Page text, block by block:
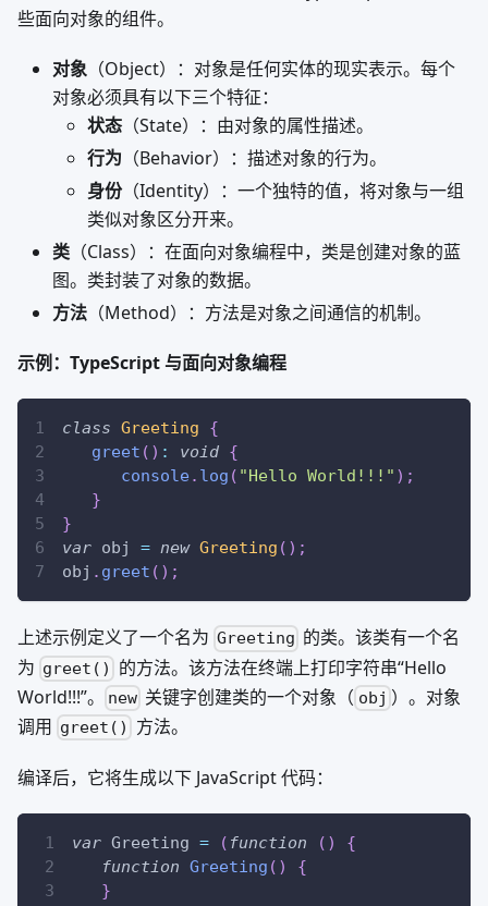
些面向对象的组件。
对象 （Object）：对象是任何实体的现实表示。每个
对象必须具有以下三个特征：
状态 （State）：由对象的属性描述。
行为 （Behavior）：描述对象的行为。
身份（Identity）：一个独特的值，将对象与一组
类似对象区分开来。
类 （Class）：在面向对象编程中，类是创建对象的蓝
图。类封装了对象的数据。
方法 （Method）：方法是对象之间通信的机制。
示例：TypeScript 与面向对象编程
class Greeting
{
greet ( ) : void {
console. log ( "Hello World!!!" ) ;
}
}
var obj = new Greeting ( ) ;
obj . greet ( ) ;
上述示例定义了一个名为 Greeting 的类。该类有一个名
为 greet()
的方法。该方法在终端上打印字符串“Hello
World!!!”。
new 关键字创建类的一个对象（ obj ）。对象
调用 greet() 方法。
编译后，它将生成以下 JavaScript 代码：
var Greeting = ( function ( )
{
function Greeting ( )
{
}